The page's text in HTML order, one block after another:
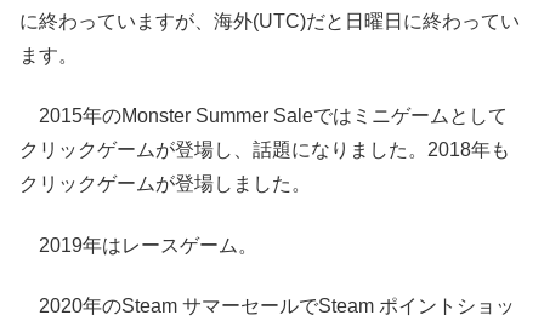
に終わっていますが、海外(UTC)だと日曜日に終わってい
ます。
2015年のMonster Summer Saleではミニゲームとして
クリックゲームが登場し、話題になりました。2018年も
クリックゲームが登場しました。
2019年はレースゲーム。
2020年のSteam サマーセールでSteam ポイントショッ